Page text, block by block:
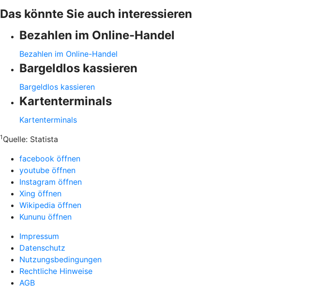
Das könnte Sie auch interessieren
Bezahlen im Online-Handel
Bezahlen im Online-Handel
Bargeldlos kassieren
Bargeldlos kassieren
Kartenterminals
Kartenterminals
1 Quelle: Statista
facebook öffnen
youtube öffnen
Instagram öffnen
Xing öffnen
Wikipedia öffnen
Kununu öffnen
Impressum
Datenschutz
Nutzungsbedingungen
Rechtliche Hinweise
AGB